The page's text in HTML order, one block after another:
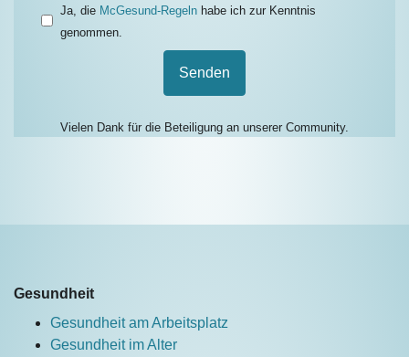
Ja, die McGesund-Regeln habe ich zur Kenntnis
genommen.
Senden
Vielen Dank für die Beteiligung an unserer Community.
Gesundheit
Gesundheit am Arbeitsplatz
Gesundheit im Alter